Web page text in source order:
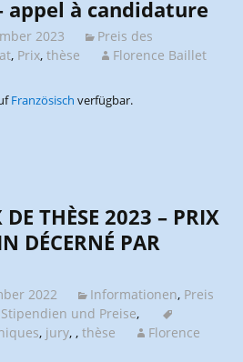
appel à candidature
2023
Preis des
, Prix,thèse Florence Baillet
Französisch verfügbar.
THÈSE 2023 – PRIX
DÉCERNÉ PAR
2022 Informationen, Preis
und Preise,
, jury,,thèse
Florence